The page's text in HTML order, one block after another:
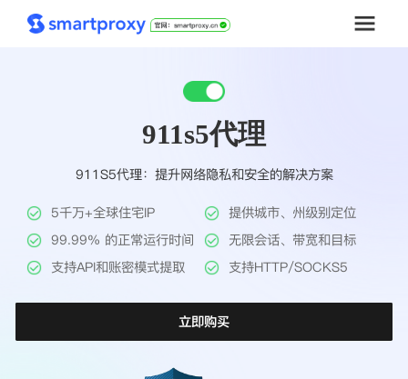
解决方案
工具
帮助中心
911s5代理
911S5代理：提升网络隐私和安全的解决方案
5千万+全球住宅IP
提供城市、州级别定位
99.99% 的正常运行时间
无限会话、带宽和目标
支持API和账密模式提取
支持HTTP/SOCKS5
立即购买